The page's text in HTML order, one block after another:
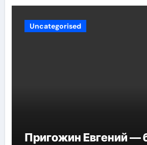
Uncategorised
Пригожин Евгений —